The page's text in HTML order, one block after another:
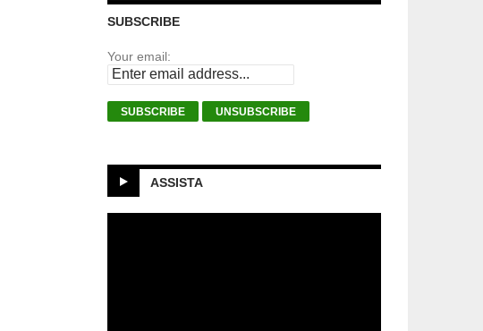
SUBSCRIBE
Your email:
ASSISTA